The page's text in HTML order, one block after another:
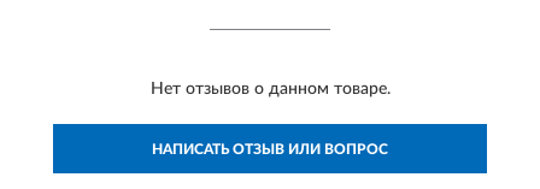
Нет отзывов о данном товаре.
НАПИСАТЬ ОТЗЫВ ИЛИ ВОПРОС